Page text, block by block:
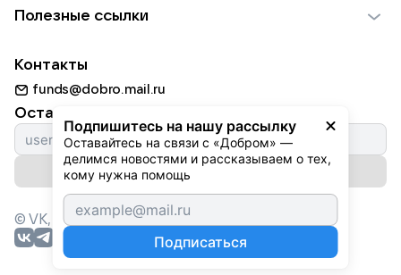
Подпишитесь на нашу рассылку
Оставайтесь на связи с «Добром» —
делимся новостями и рассказываем о тех,
кому нужна помощь
Подписаться
Использование материалов
Для НКО
Партнерам
Пожилым
Животным
Природе
Культуре
Фондам
Полезные ссылки
Добрый день
Истории
Автоплатежи
Контакты
funds@dobro.mail.ru
Оставайтесь с нами
Подписаться на рассылку
© VK, 2026г. Все права защищены.